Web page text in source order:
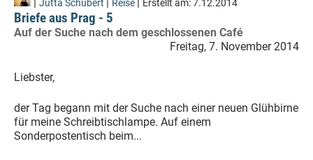
Jutta Schubert Reise Erstellt am: 7.12.2014
Briefe aus Prag - 5
Auf der Suche nach dem geschlossenen Café
Freitag, 7. November 2014
Liebster,
der Tag begann mit der Suche nach einer neuen Glühbirne
für meine Schreibtischlampe. Auf einem
Sonderpostentisch beim...